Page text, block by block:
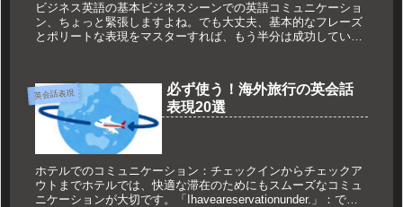
ビジネス英語の基本ビジネスシーンでの英語コミュニケーショ
ン、ちょっと緊張しますよね。でも大丈夫、基本的なフレーズ
とポリートな表現をマスターすれば、もう半分は成功している
英会話表現
必ず使う！海外旅行の英会話
表現20選
ホテルでのコミュニケーション：チェックインからチェックア
ウトまでホテルでは、快適な滞在のためにもスムーズなコミュ
ニケーションが大切です。「Ihaveareservationunder.」：で予